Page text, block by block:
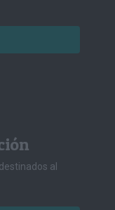
al